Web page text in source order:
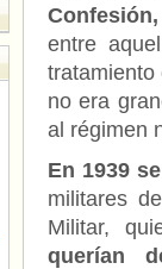
entre
tratamiento
no era
al régimen
En 1939
militares
Militar,
querían